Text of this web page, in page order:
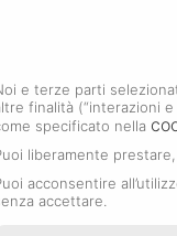
per determinare
bracciale o cinturino.
e terze parti
finalità (“interazioni e
specificato nella
liberamente
acconsentire
accettare.